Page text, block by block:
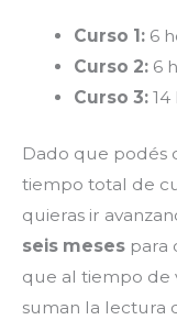
Curso 1:6
Curso 2:6
Curso 3:14
Dado que podés
tiempo total de
quieras ir
seis meses para
que al tiempo de
suman la lectura